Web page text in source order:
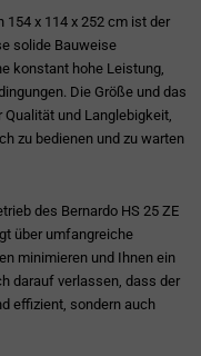
154 x 114 x 252 cm ist der
solide Bauweise
konstant hohe Leistung,
Die Größe und das
und Langlebigkeit,
zu bedienen und zu warten
des Bernardo HS 25 ZE
über umfangreiche
minimieren und Ihnen ein
darauf verlassen, dass der
effizient, sondern auch